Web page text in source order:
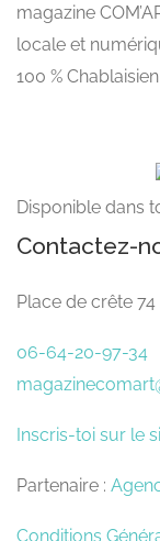
magazine
locale et
100 %
Disponible dans
Contactez-
Place de crête
06-64-20-97-34
Inscris-toi sur le
Partenaire :
Conditions